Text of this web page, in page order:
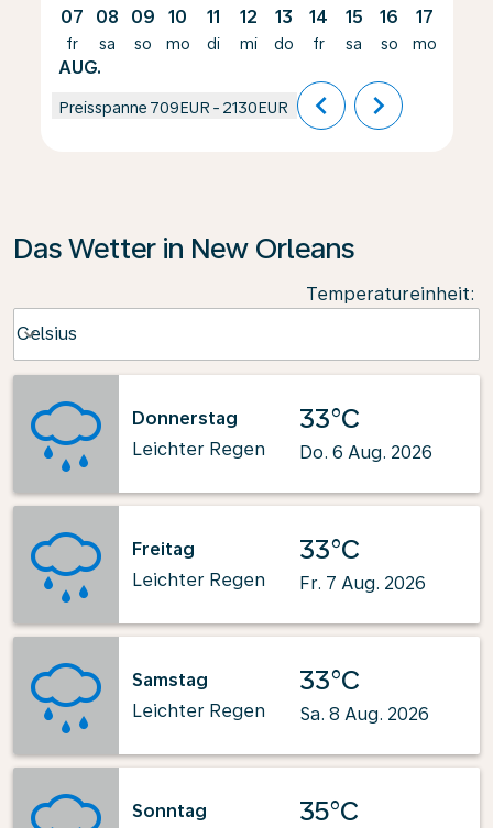
07
fr
AUG.
08
sa
09
so
10
mo
11
di
12
mi
13
do
14
fr
15
sa
16
so
17
mo
Preisspanne 709EUR - 2130EUR chevron_left chevron_right
Das Wetter in New Orleans
Temperatureinheit:
Celsius
keyboard_arrow_down
Donnerstag
Leichter Regen
33°C
Do. 6 Aug. 2026
Freitag
Leichter Regen
33°C
Fr. 7 Aug. 2026
Samstag
Leichter Regen
33°C
Sa. 8 Aug. 2026
Sonntag
35°C